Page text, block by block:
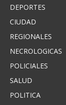
DEPORTES
CIUDAD
REGIONALES
NECROLOGICAS
POLICIALES
SALUD
POLITICA